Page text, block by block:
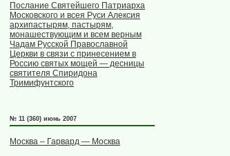
Послание Святейшего Патриарха
Московского и всея Руси Алексия
архипастырям, пастырям,
монашествующим и всем верным
Чадам Русской Православной
Церкви в связи с принесением в
Россию святых мощей — десницы
святителя Спиридона
Тримифунтского
№ 11 (360) июнь 2007
Москва – Гарвард — Москва